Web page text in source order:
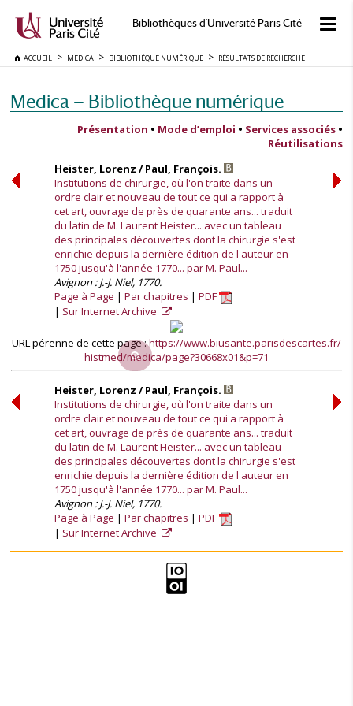
Bibliothèques d'Université Paris Cité
ACCUEIL MEDICA BIBLIOTHÈQUE NUMÉRIQUE RÉSULTATS DE RECHERCHE
Medica — Bibliothèque numérique
Présentation • Mode d’emploi • Services associés •
Réutilisations
Heister, Lorenz / Paul, François.
Institutions de chirurgie, où l'on traite dans un
ordre clair et nouveau de tout ce qui a rapport à
cet art, ouvrage de près de quarante ans... traduit
du latin de M. Laurent Heister... avec un tableau
des principales découvertes dont la chirurgie s'est
enrichie depuis la dernière édition de l'auteur en
1750 jusqu'à l'année 1770... par M. Paul...
Avignon : J.-J. Niel, 1770.
Page à Page
Par chapitres
PDF
Sur Internet Archive
URL pérenne de cette page :https://www.biusante.parisdescartes.fr/
histmed/medica/page?30668x01&p=71
Heister, Lorenz / Paul, François.
Institutions de chirurgie, où l'on traite dans un
ordre clair et nouveau de tout ce qui a rapport à
cet art, ouvrage de près de quarante ans... traduit
du latin de M. Laurent Heister... avec un tableau
des principales découvertes dont la chirurgie s'est
enrichie depuis la dernière édition de l'auteur en
1750 jusqu'à l'année 1770... par M. Paul...
Avignon : J.-J. Niel, 1770.
Page à Page
Par chapitres
PDF
Sur Internet Archive